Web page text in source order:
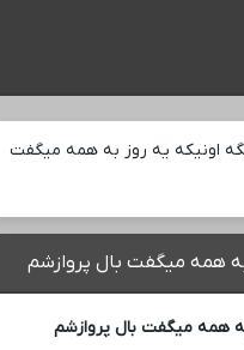
اونیکه یه روز به همه میگفت
همه میگفت بال پروازشم
همه میگفت بال پروازشم